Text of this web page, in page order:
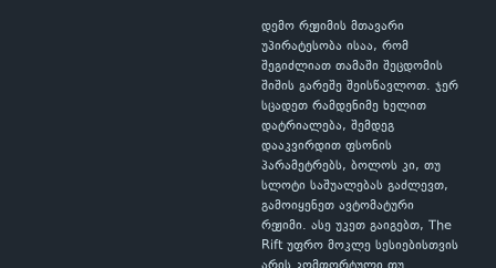
დემო რეჟიმის მთავარი
უპირატესობა ისაა, რომ
შეგიძლიათ თამაში შეცდომის
შიშის გარეშე შეისწავლოთ. ჯერ
სცადეთ რამდენიმე ხელით
დატრიალება, შემდეგ
დააკვირდით ფსონის
პარამეტრებს, ბოლოს კი, თუ
სლოტი საშუალებას გაძლევთ,
გამოიყენეთ ავტომატური
რეჟიმი. ასე უკეთ გაიგებთ, The
Rift უფრო მოკლე სესიებისთვის